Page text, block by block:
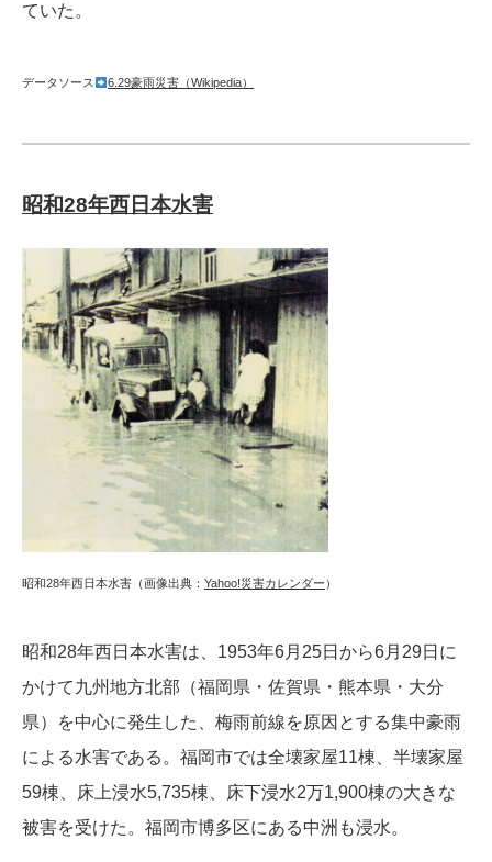
ていた。
データソース 6.29豪雨災害（Wikipedia）
昭和28年西日本水害
昭和28年西日本水害（画像出典： Yahoo!災害カレンダー ）
昭和28年西日本水害は、1953年6月25日から6月29日に
かけて九州地方北部（福岡県・佐賀県・熊本県・大分
県）を中心に発生した、梅雨前線を原因とする集中豪雨
による水害である。福岡市では全壊家屋11棟、半壊家屋
59棟、床上浸水5,735棟、床下浸水2万1,900棟の大きな
被害を受けた。福岡市博多区にある中洲も浸水。